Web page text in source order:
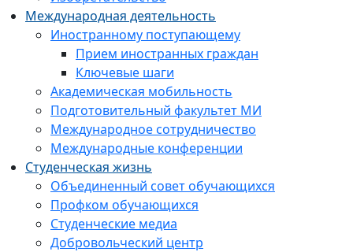
Международная деятельность
Иностранному поступающему
Прием иностранных граждан
Ключевые шаги
Академическая мобильность
Подготовительный факультет МИ
Международное сотрудничество
Международные конференции
Студенческая жизнь
Объединенный совет обучающихся
Профком обучающихся
Студенческие медиа
Добровольческий центр